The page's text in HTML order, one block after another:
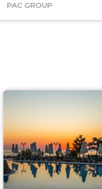
PAC GROUP